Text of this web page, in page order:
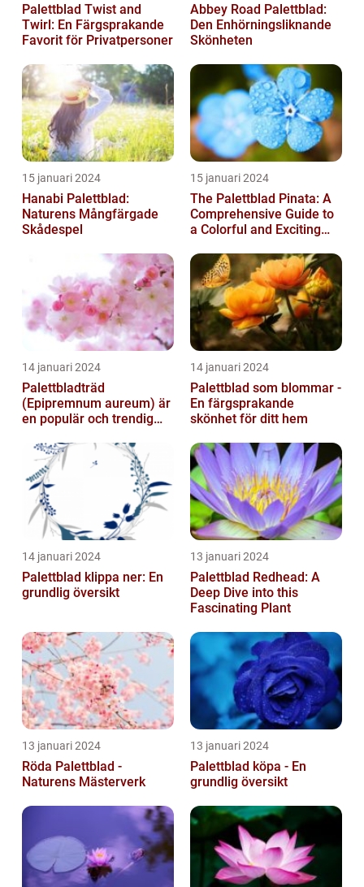
Palettblad Twist and
Twirl: En Färgsprakande
Favorit för Privatpersoner
Abbey Road Palettblad:
Den Enhörningsliknande
Skönheten
15 januari 2024
Hanabi Palettblad:
Naturens Mångfärgade
Skådespel
15 januari 2024
The Palettblad Pinata: A
Comprehensive Guide to
a Colorful and Exciting
14 januari 2024
Palettbladträd
(Epipremnum aureum) är
en populär och trendig
populär de ...
14 januari 2024
Palettblad som blommar -
En färgsprakande
skönhet för ditt hem
14 januari 2024
Palettblad klippa ner: En
grundlig översikt
13 januari 2024
Palettblad Redhead: A
Deep Dive into this
Fascinating Plant
13 januari 2024
Röda Palettblad -
Naturens Mästerverk
13 januari 2024
Palettblad köpa - En
grundlig översikt